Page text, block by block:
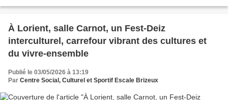
À Lorient, salle Carnot, un Fest-Deiz
interculturel, carrefour vibrant des cultures et
du vivre-ensemble
Publié le 03/05/2026 à 13:19
Par Centre Social, Culturel et Sportif Escale Brizeux